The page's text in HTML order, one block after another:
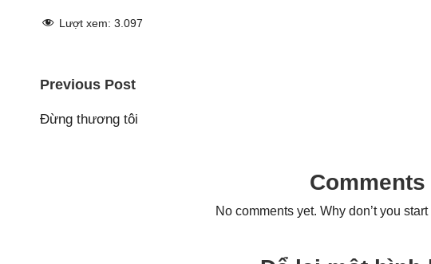
Lượt xem: 3.097
Post
navigation
Previous Post
Đừng thương tôi
Comments
No comments yet. Why don’t you